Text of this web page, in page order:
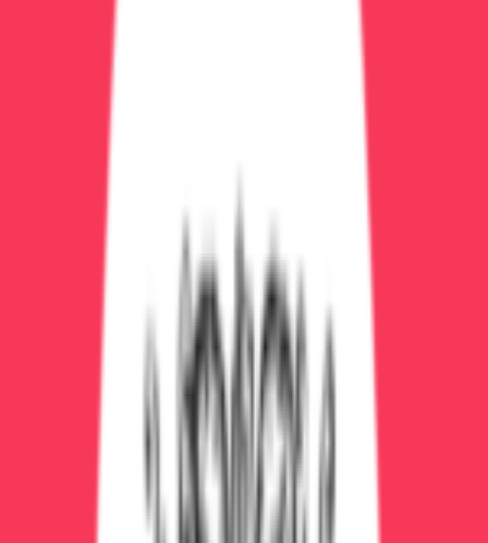
Бред преследования:
уверен что его хотят
Стадия 3: Критическая (3-5 день)
Острая сердечная недостаточность
Без медицинской помощи смерть
наступает от отёка мозга, остановки сердца, суицида
в галлюцинаторном состоянии!
Как отличить белую горячку от
похмелья
Похмелье
Белая горячка
Ясное
Спутанное,
дезориентация